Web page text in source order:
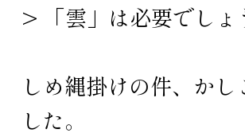
> 「雲」は必要でしょ
しめ縄掛けの件、かし
した。